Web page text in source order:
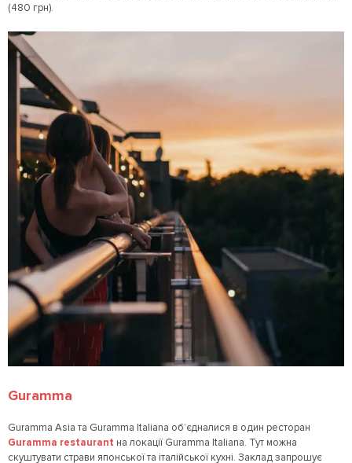
(480 грн).
Guramma
Guramma Asia та Guramma Italiana об’єдналися в один ресторан
Guramma restaurant на локації Guramma Italiana. Тут можна
скуштувати страви японської та італійської кухні. Заклад запрошує